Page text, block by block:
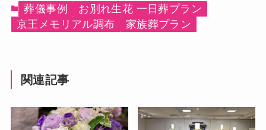
葬儀事例
お別れ生花 一日葬プラン
京王メモリアル調布
家族葬プラン
関連記事